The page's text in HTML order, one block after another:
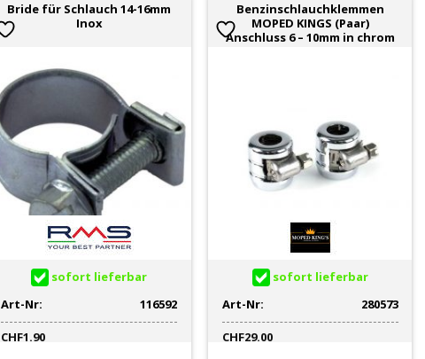
Bride für Schlauch 14-16mm
Inox
sofort lieferbar
Art-Nr:
116592
CHF1.90
Benzinschlauchklemmen
MOPED KINGS (Paar)
Anschluss 6 – 10mm in chrom
sofort lieferbar
Art-Nr:
280573
CHF29.00